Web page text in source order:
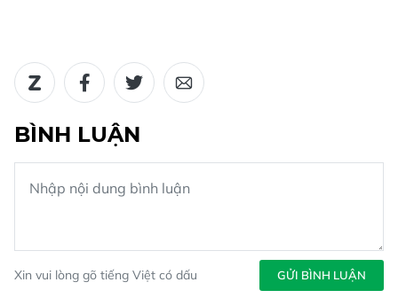
BÌNH LUẬN
Xin vui lòng gõ tiếng Việt có dấu GỬI BÌNH LUẬN